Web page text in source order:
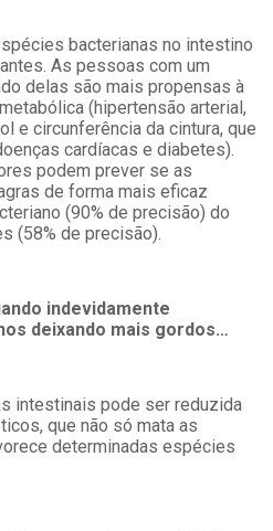
bacterianas no intestino
As pessoas com um
delas são mais propensas à
(hipertensão arterial,
e circunferência da cintura, que
cardíacas e diabetes).
podem prever se as
de forma mais eficaz
(90% de precisão) do
(58% de precisão).
indevidamente
deixando mais gordos…
intestinais pode ser reduzida
que não só mata as
determinadas espécies